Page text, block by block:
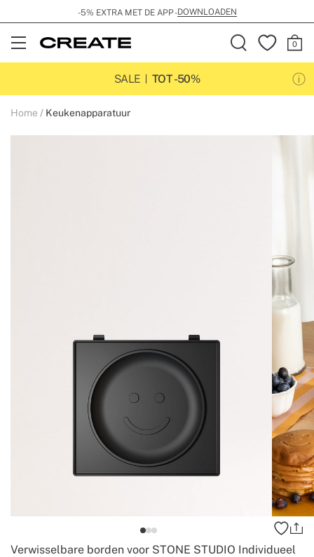
-5% EXTRA MET DE APP -DOWNLOADEN
Open
Menu
SALE
TOT -50%
Home Keukenapparatuur
Verwisselbare borden voor STONE STUDIO Individueel